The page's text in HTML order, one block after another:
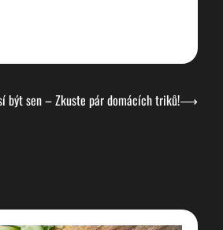
být sen – Zkuste pár domácích triků!⟶